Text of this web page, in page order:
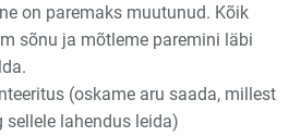
on paremaks muutunud. Kõik
sõnu ja mõtleme paremini läbi
(oskame aru saada, millest
sellele lahendus leida)